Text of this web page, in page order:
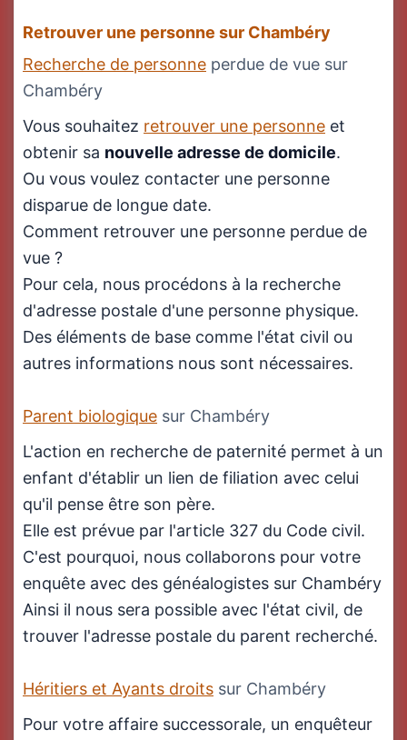
Retrouver une personne sur Chambéry
Recherche de personne perdue de vue sur
Chambéry
Vous souhaitez retrouver une personne et
obtenir sa nouvelle adresse de domicile.
Ou vous voulez contacter une personne
disparue de longue date.
Comment retrouver une personne perdue de
vue ?
Pour cela, nous procédons à la recherche
d'adresse postale d'une personne physique.
Des éléments de base comme l'état civil ou
autres informations nous sont nécessaires.
Parent biologique sur Chambéry
L'action en recherche de paternité permet à un
enfant d'établir un lien de filiation avec celui
qu'il pense être son père.
Elle est prévue par l'article 327 du Code civil.
C'est pourquoi, nous collaborons pour votre
enquête avec des généalogistes sur Chambéry
Ainsi il nous sera possible avec l'état civil, de
trouver l'adresse postale du parent recherché.
Héritiers et Ayants droits sur Chambéry
Pour votre affaire successorale, un enquêteur